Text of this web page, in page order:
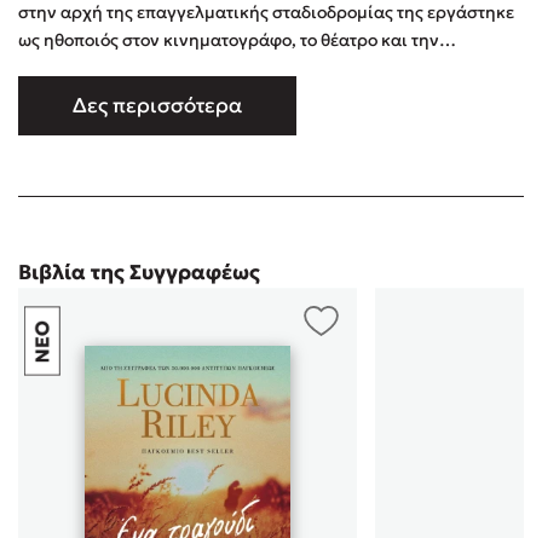
στην αρχή της επαγγελματικής σταδιοδρομίας της εργάστηκε
ως ηθοποιός στον κινηματογράφο, το θέατρο και την
τεσσάρων ετών. Τα βιβλία της έχουν μεταφραστεί σε σαράντα
γλώσσες και συνεχίζουν να αγγίζουν μια συναισθηματική
Δες περισσότερα
Βιβλία της Συγγραφέως